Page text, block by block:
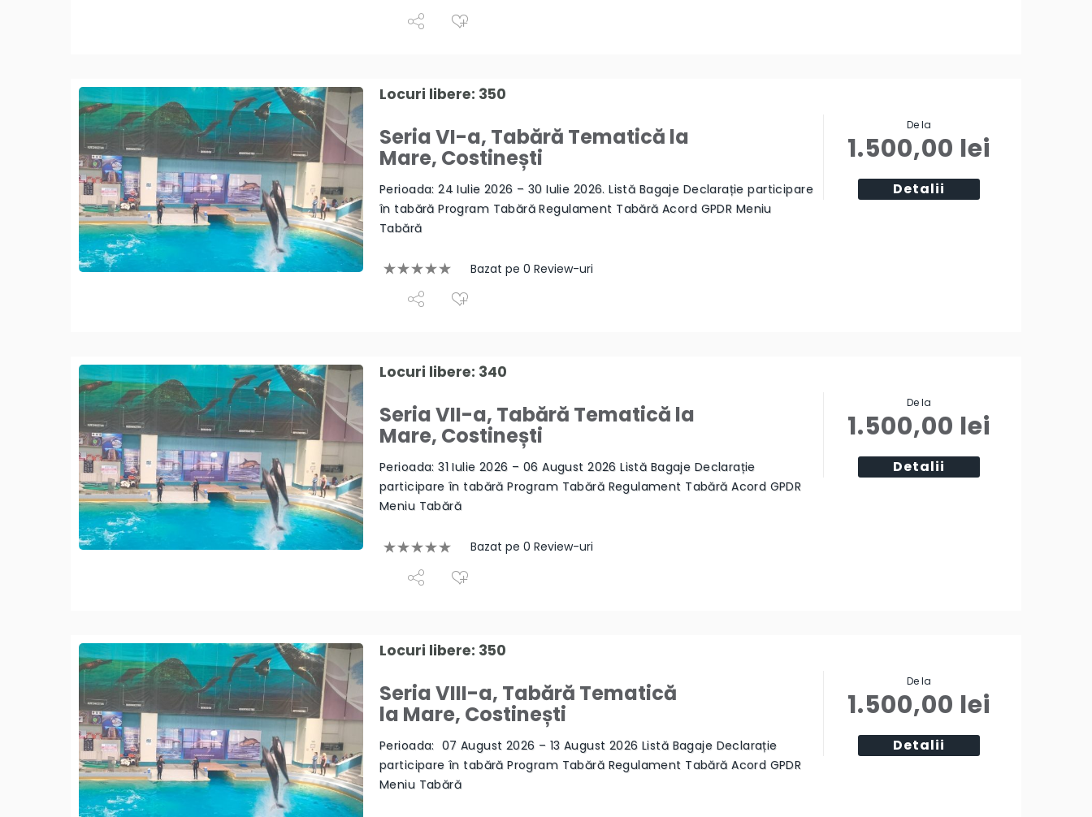
Locuri libere: 350
Seria VI-a, Tabără Tematică la
Mare, Costinești
Perioada: 24 Iulie 2026 – 30 Iulie 2026. Listă Bagaje Declarație participare
în tabără Program Tabără Regulament Tabără Acord GPDR Meniu
Tabără
Bazat pe 0 Review-uri
De la
1.500,00 lei
Detalii
Locuri libere: 340
Seria VII-a, Tabără Tematică la
Mare, Costinești
Perioada: 31 Iulie 2026 – 06 August 2026 Listă Bagaje Declarație
participare în tabără Program Tabără Regulament Tabără Acord GPDR
Meniu Tabără
Bazat pe 0 Review-uri
De la
1.500,00 lei
Detalii
Locuri libere: 350
Seria VIII-a, Tabără Tematică
la Mare, Costinești
Perioada: 07 August 2026 – 13 August 2026 Listă Bagaje Declarație
participare în tabără Program Tabără Regulament Tabără Acord GPDR
Meniu Tabără
De la
1.500,00 lei
Detalii